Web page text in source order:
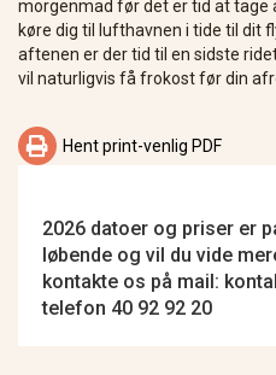
morgenmad før det er tid at tage
køre dig til lufthavnen i tide til dit
aftenen er der tid til en sidste
vil naturligvis få frokost før din
 Hent print-venlig PDF
2026 datoer og priser er
løbende og vil du vide
kontakte os på mail:
telefon 40 92 92 20